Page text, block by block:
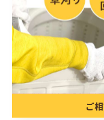
変わる理由
便利屋の代行や秘
福井県では、便利屋
目されています。日
サポートまで、幅ご